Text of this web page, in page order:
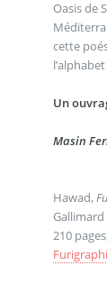
Oasis de
cette
Un
Masin
Hawad,
210